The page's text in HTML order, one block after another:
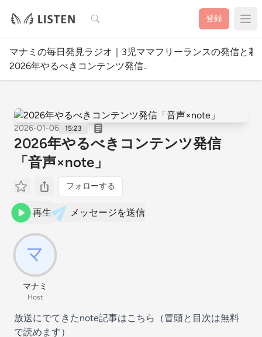
検索 登録
マナミの毎日発見ラジオ｜3児ママフリーランスの発信と暮
2026年やるべきコンテンツ発信..
2026-01-06 15:23
2026年やるべきコンテンツ発信
「音声×note」
フォローする
再生 メッセージを送信
マナミ
Host
放送にでてきたnote記事はこちら（冒頭と目次は無料
で読めます）